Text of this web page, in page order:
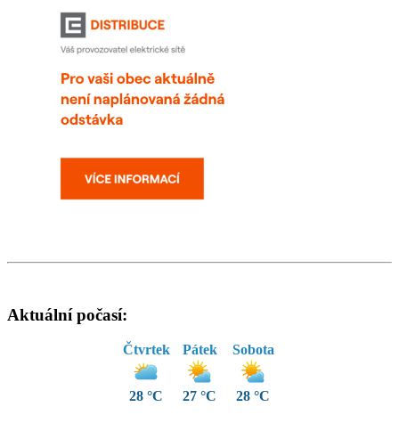
Aktuální počasí:
Čtvrtek
28 °C
Pátek
27 °C
Sobota
28 °C